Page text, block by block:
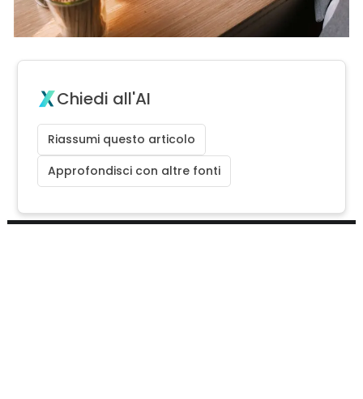
Chiedi all'AI
Riassumi questo articolo
Approfondisci con altre fonti